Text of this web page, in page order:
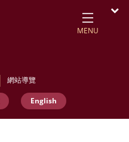
MENU
網站導覽
English